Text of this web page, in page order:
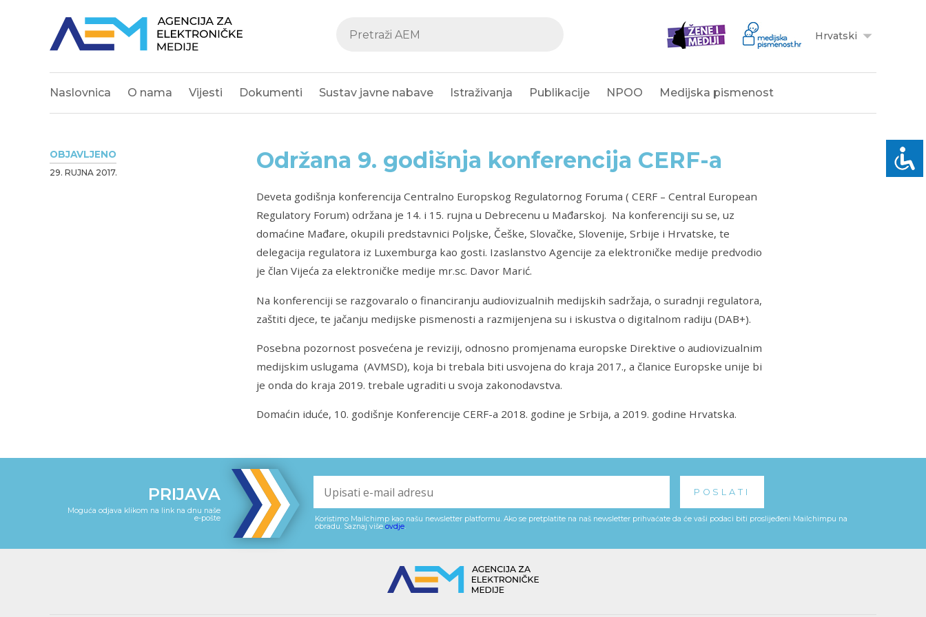
Hrvatski
Naslovnica O nama Vijesti Dokumenti Sustav javne nabave Istraživanja Publikacije NPOO Medijska pismenost
OBJAVLJENO
29. RUJNA 2017. Održana 9. godišnja konferencija CERF-a
Deveta godišnja konferencija Centralno Europskog Regulatornog Foruma ( CERF – Central European
Regulatory Forum) održana je 14. i 15. rujna u Debrecenu u Mađarskoj. Na konferenciji su se, uz
domaćine Mađare, okupili predstavnici Poljske, Češke, Slovačke, Slovenije, Srbije i Hrvatske, te
delegacija regulatora iz Luxemburga kao gosti. Izaslanstvo Agencije za elektroničke medije predvodio
je član Vijeća za elektroničke medije mr.sc. Davor Marić.
Na konferenciji se razgovaralo o financiranju audiovizualnih medijskih sadržaja, o suradnji regulatora,
zaštiti djece, te jačanju medijske pismenosti a razmijenjena su i iskustva o digitalnom radiju (DAB+).
Posebna pozornost posvećena je reviziji, odnosno promjenama europske Direktive o audiovizualnim
medijskim uslugama (AVMSD), koja bi trebala biti usvojena do kraja 2017., a članice Europske unije bi
je onda do kraja 2019. trebale ugraditi u svoja zakonodavstva.
Domaćin iduće, 10. godišnje Konferencije CERF-a 2018. godine je Srbija, a 2019. godine Hrvatska.
PRIJAVA
Moguća odjava klikom na link na dnu naše
e-pošte
Koristimo Mailchimp kao našu newsletter platformu. Ako se pretplatite na naš newsletter prihvaćate da će vaši podaci biti proslijeđeni Mailchimpu na
obradu. Saznaj više ovdje.